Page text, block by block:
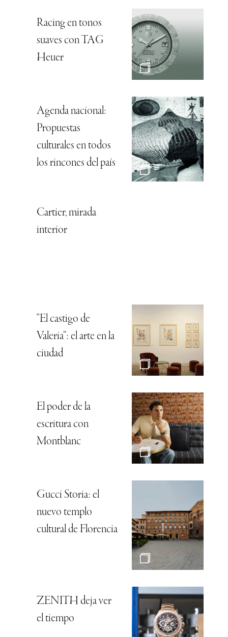
Racing en tonos
suaves con TAG
Heuer
Agenda nacional:
Propuestas
culturales en todos
los rincones del país
Cartier, mirada
interior
“El castigo de
Valeria”: el arte en la
ciudad
El poder de la
escritura con
Montblanc
Gucci Storia: el
nuevo templo
cultural de Florencia
ZENITH deja ver
el tiempo